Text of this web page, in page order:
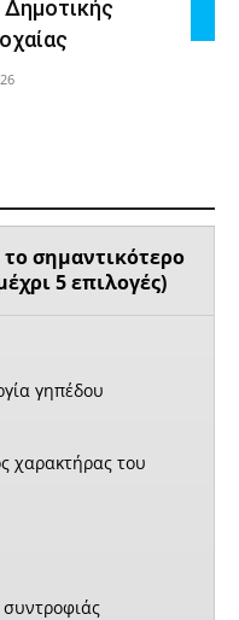
Δημοτικής
το σημαντικότερο
5 επιλογές)
γηπέδου
χαρακτήρας του